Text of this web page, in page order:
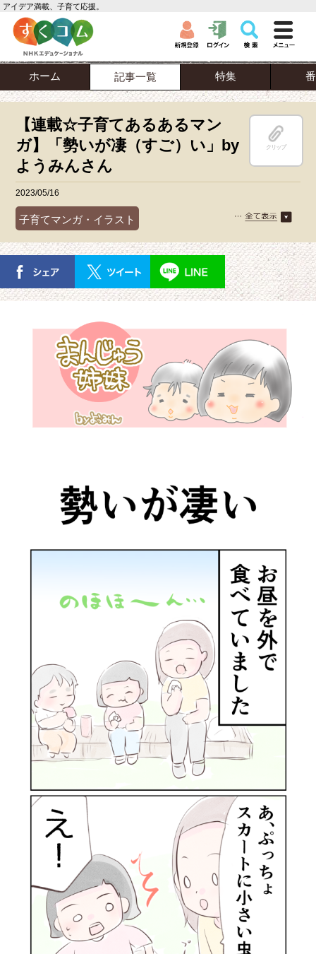
アイデア満載、子育て応援。
ホーム 記事一覧 特集
【連載☆子育てあるあるマン
ガ】「勢いが凄（すご）い」by
ようみんさん
クリップ
2023/05/16
子育てマンガ・イラスト